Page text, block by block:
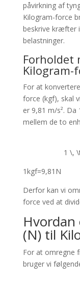
påvirkning af
Kilogram-force
beskrive kræfter
belastninger.
Forholdet
Kilogram-
For at
force (kgf), skal
er 9,81 m/s².
mellem de to
1 \,
1kgf=9,81 N
Derfor kan vi
force ved at
(N) til
For at omregne
bruger vi